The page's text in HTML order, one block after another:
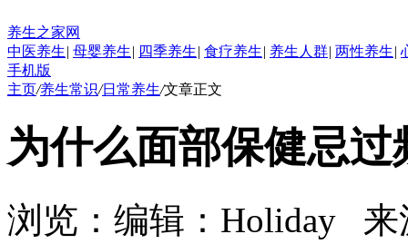
养生之家网
中医养生| 母婴养生| 四季养生| 食疗养生| 养生人群| 两性养生|
手机版
主页/养生常识/日常养生/文章正文
为什么面部保健忌过
浏览： 编辑： Holiday 来